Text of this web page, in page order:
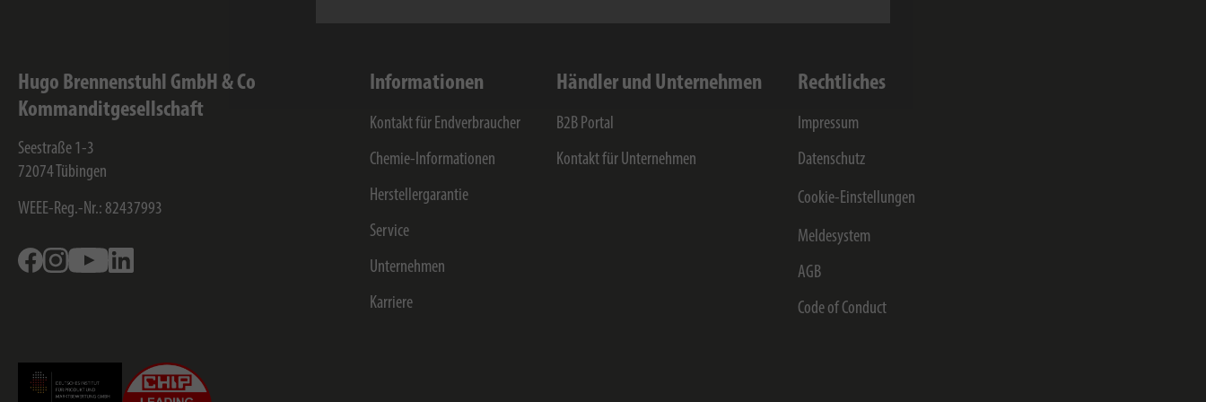
Hugo Brennenstuhl GmbH & Co
Kommanditgesellschaft
Seestraße 1-3
72074 Tübingen
WEEE-Reg.-Nr.: 82437993
FacebookInstagramYoutube
Informationen
Kontakt für Endverbraucher
Chemie-Informationen
Herstellergarantie
Service
Unternehmen
Karriere
Händler und Unternehmen
B2B Portal
Kontakt für Unternehmen
Rechtliches
Impressum
Datenschutz
Cookie-Einstellungen
Meldesystem
AGB
Code of Conduct